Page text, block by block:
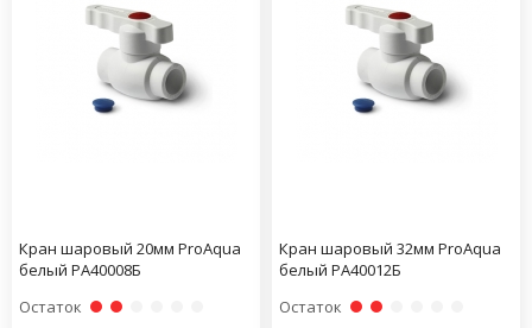
Кран шаровый 20мм ProAqua
белый PA40008Б
Остаток
Кран шаровый 32мм ProAqua
белый PA40012Б
Остаток